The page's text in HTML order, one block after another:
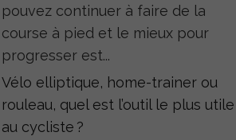
pouvez continuer à faire de la
course à pied et le mieux pour
progresser est...
Vélo elliptique, home-trainer ou
rouleau, quel est l’outil le plus utile
au cycliste ?